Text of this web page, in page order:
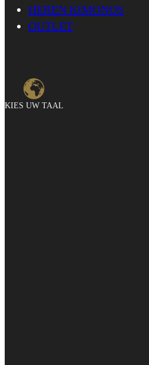
HEREN KIMONOS
OUTLET
KIES UW TAAL